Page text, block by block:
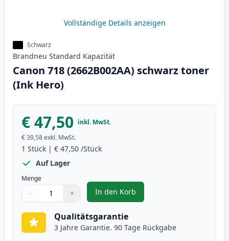
Vollständige Details anzeigen
Schwarz
Brandneu Standard Kapazität
Canon 718 (2662B002AA) schwarz toner
(Ink Hero)
€ 47,50 inkl. MwSt.
€ 39,58exkl. MwSt.
1 Stück | € 47,50 /Stück
Auf Lager
Menge
Verwenden Sie die Tasten, um anzupassen
− +
1
In den Korb
, Canon 718 (2662B002AA)
Qualitätsgarantie
3 Jahre Garantie. 90 Tage Rückgabe